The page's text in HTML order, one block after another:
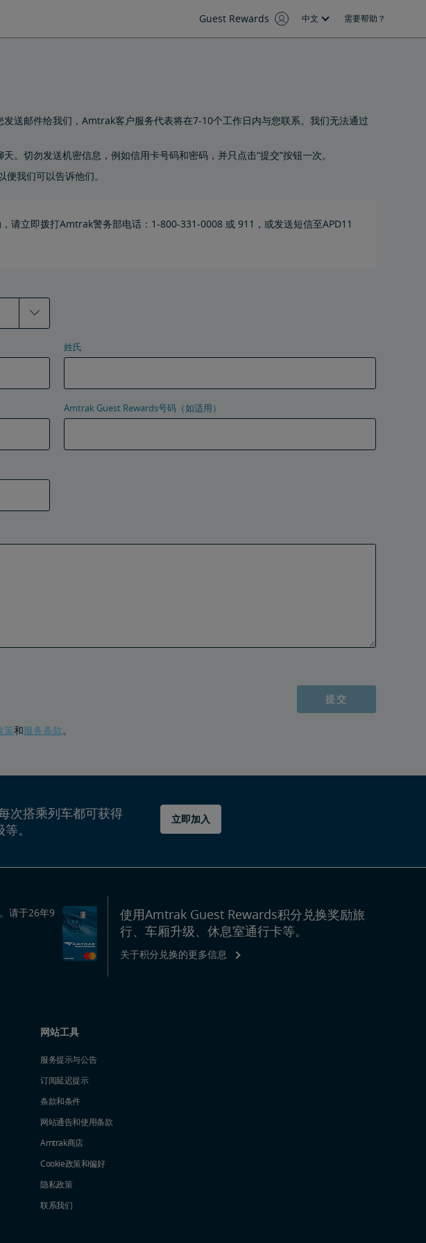
Guest Rewards 中文 需要帮助？
送邮件给我们，Amtrak客户服务代表将在7-10个工作日内与您联系。我们无法通过
。切勿发送机密信息，例如信用卡号码和密码，并只点击“提交”按钮一次。
便我们可以告诉他们。
请立即拨打Amtrak警务部电话：1-800-331-0008 或 911，或发送短信至APD11
姓氏
Amtrak Guest Rewards号码（如适用）
提交
策和服务条款。
次搭乘列车都可获得
。
立即加入
请于26年9
使用Amtrak Guest Rewards积分兑换奖励旅
行、车厢升级、休息室通行卡等。
关于积分兑换的更多信息
网站工具
服务提示与公告
订阅延迟提示
条款和条件
网站通告和使用条款
Amtrak商店
Cookie政策和偏好
隐私政策
联系我们